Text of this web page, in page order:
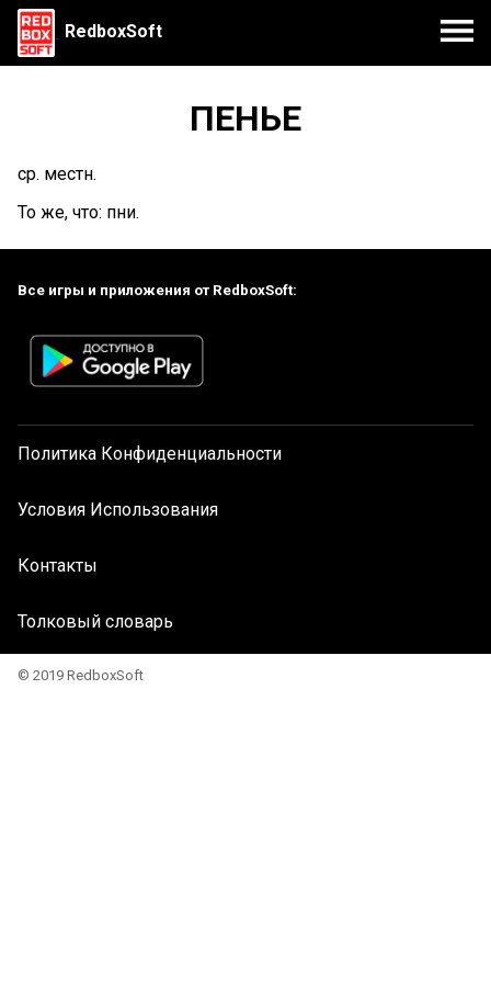
RedboxSoft
ПЕНЬЕ
ср. местн.
То же, что: пни.
Все игры и приложения от RedboxSoft:
Политика Конфиденциальности
Условия Использования
Контакты
Толковый словарь
© 2019 RedboxSoft